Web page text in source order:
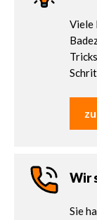
Viele
Wir
Sie